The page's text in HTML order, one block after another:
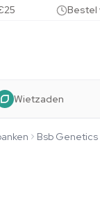
Bestel
Wietzaden
Bsb Genetics